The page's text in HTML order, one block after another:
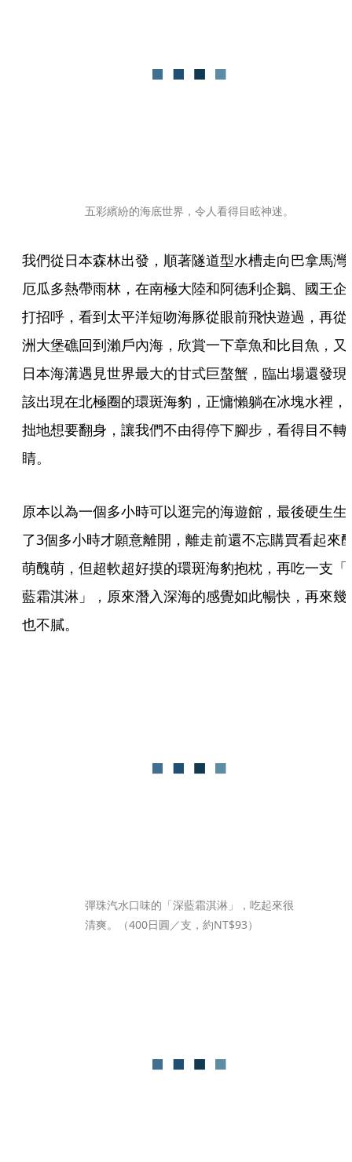
五彩繽紛的海底世界，令人看得目眩神迷。
我們從日本森林出發，順著隧道型水槽走向巴拿馬灣
厄瓜多熱帶雨林，在南極大陸和阿德利企鵝、國王企
打招呼，看到太平洋短吻海豚從眼前飛快遊過，再從
洲大堡礁回到瀨戶內海，欣賞一下章魚和比目魚，又
日本海溝遇見世界最大的甘式巨螯蟹，臨出場還發現
該出現在北極圈的環斑海豹，正慵懶躺在冰塊水裡，
拙地想要翻身，讓我們不由得停下腳步，看得目不轉
睛。
原本以為一個多小時可以逛完的海遊館，最後硬生生
了3個多小時才願意離開，離走前還不忘購買看起來
萌醜萌，但超軟超好摸的環斑海豹抱枕，再吃一支「
藍霜淇淋」，原來潛入深海的感覺如此暢快，再來幾
也不膩。
彈珠汽水口味的「深藍霜淇淋」，吃起來很
清爽。（400日圓／支，約NT$93）